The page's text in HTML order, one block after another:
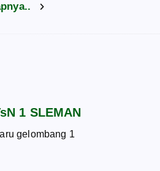
1 SLEMAN
gelombang 1